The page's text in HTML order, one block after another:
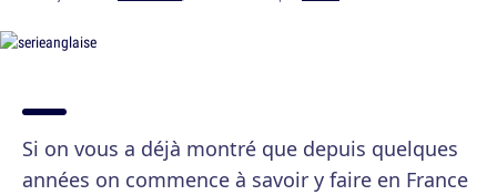
Si on vous a déjà montré que depuis quelques
années on commence à savoir y faire en France